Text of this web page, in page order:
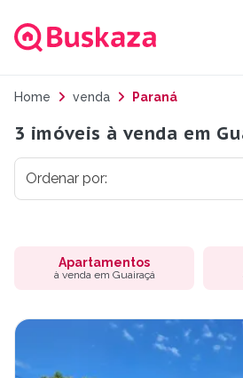
Home venda Paraná
3 imóveis à venda em
Apartamentos
à venda em Guairaçá